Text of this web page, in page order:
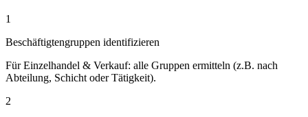
1
Beschäftigtengruppen identifizieren
Für Einzelhandel & Verkauf: alle Gruppen ermitteln (z.B. nach
Abteilung, Schicht oder Tätigkeit).
2